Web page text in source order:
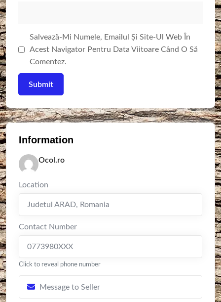
Salvează-Mi Numele, Emailul Și Site-Ul Web În
Acest Navigator Pentru Data Viitoare Când O Să
Comentez.
Information
Ocol.ro
Location
Judetul ARAD, Romania
Contact Number
0773980XXX
Click to reveal phone number
Message to Seller